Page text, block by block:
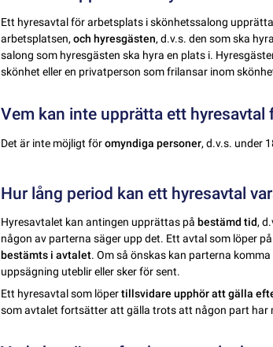
Ett hyresavtal för arbetsplats i skönhetssalong
arbetsplatsen,och hyresgästen, d.v.s. den som ska
salong som hyresgästen ska hyra en plats i.
skönhet eller en privatperson som frilansar inom
Vem kan inte upprätta ett
Det är inte möjligt föromyndiga personer, d.v.s. under
Hur lång period kan ett hyresavtal
Hyresavtalet kan antingen upprättas på bestämd tid,
någon av parterna säger upp det. Ett avtal som löper på
bestämts i avtalet. Om så önskas kan parterna
uppsägning uteblir eller sker för sent.
Ett hyresavtal som löpertillsvidare upphör att gälla
som avtalet fortsätter att gälla trots att någon part